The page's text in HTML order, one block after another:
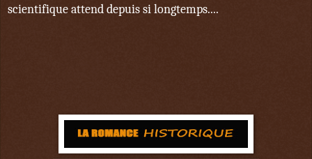
scientifique attend depuis si longtemps....